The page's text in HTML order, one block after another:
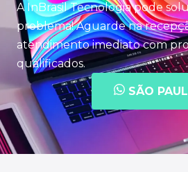
A InBrasil Tecnologia pode
problema! Aguarde na
atendimento imediato com
qualificados.
SÃO